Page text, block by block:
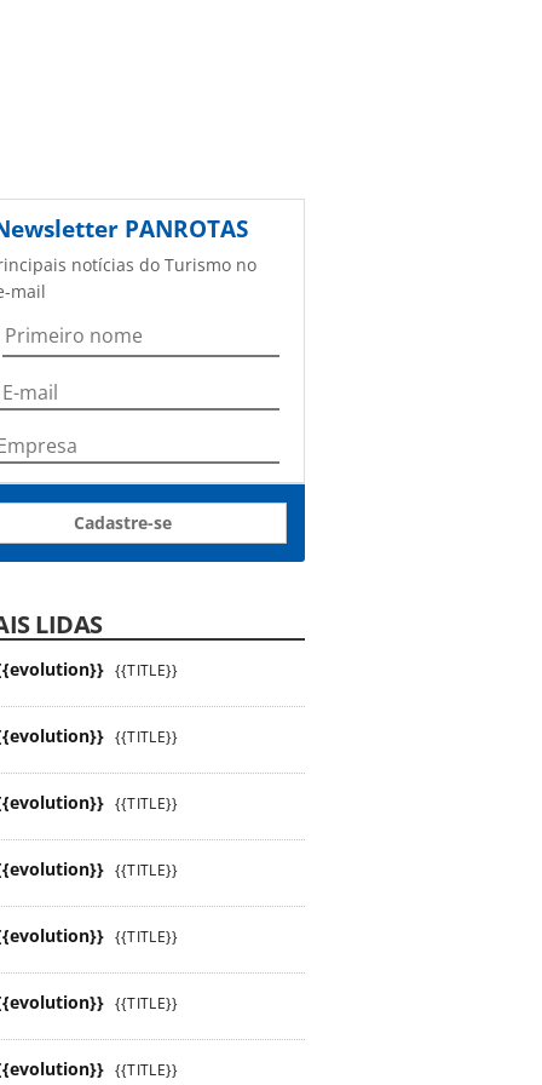
PANROTAS
notícias do Turismo no
mail
Cadastre-se
LIDAS
{{TITLE}}
{{TITLE}}
{{TITLE}}
{{TITLE}}
{{TITLE}}
{{TITLE}}
{{TITLE}}